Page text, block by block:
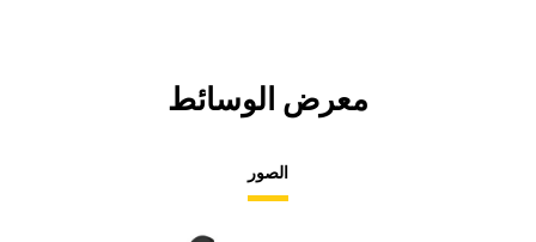
معرض الوسائط
الصور